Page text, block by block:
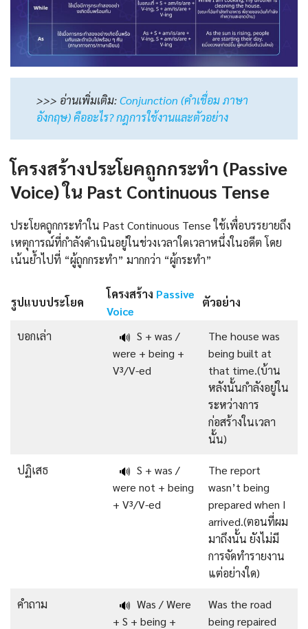
>>> อ่านเพิ่มเติม:Conjunction (คําเชื่อม ภาษา
อังกฤษ) คืออะไร? กฎการใช้งานและตัวอย่าง
โครงสร้างประโยคถูกกระทำ (Passive
Voice) ใน Past Continuous Tense
ประโยคถูกกระทำใน Past Continuous Tense ใช้เพื่อบรรยายถึง
เหตุการณ์ที่กำลังดำเนินอยู่ในช่วงเวลาใดเวลาหนึ่งในอดีต โดย
เน้นย้ำไปที่ “ผู้ถูกกระทำ” มากกว่า “ผู้กระทำ”
รูปแบบประโยค
โครงสร้าง Passive
Voice
ตัวอย่าง
บอกเล่า 🔊 S + was /
were + being +
V³/V-ed
The house was
being built at
that time.(บ้าน
หลังนั้นกำลังอยู่ใน
ระหว่างการ
ก่อสร้างในเวลา
นั้น)
ปฏิเสธ 🔊 S + was /
were not + being
+ V³/V-ed
The report
wasn’t being
prepared when I
arrived.(ตอนที่ผม
มาถึงนั้น ยังไม่มี
การจัดทำรายงาน
แต่อย่างใด)
คำถาม 🔊 Was / Were
+ S + being +
Was the road
being repaired